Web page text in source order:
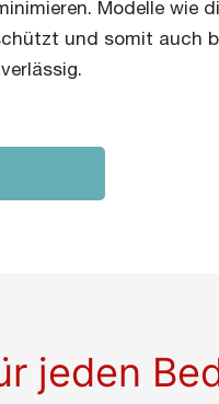
Modelle wie
und somit auch
jeden